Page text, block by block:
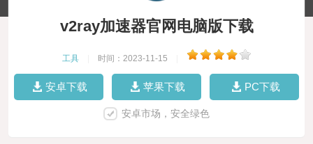
v2ray加速器官网电脑版下载
工具 时间：2023-11-15
安卓下载 苹果下载 PC下载
安卓市场，安全绿色